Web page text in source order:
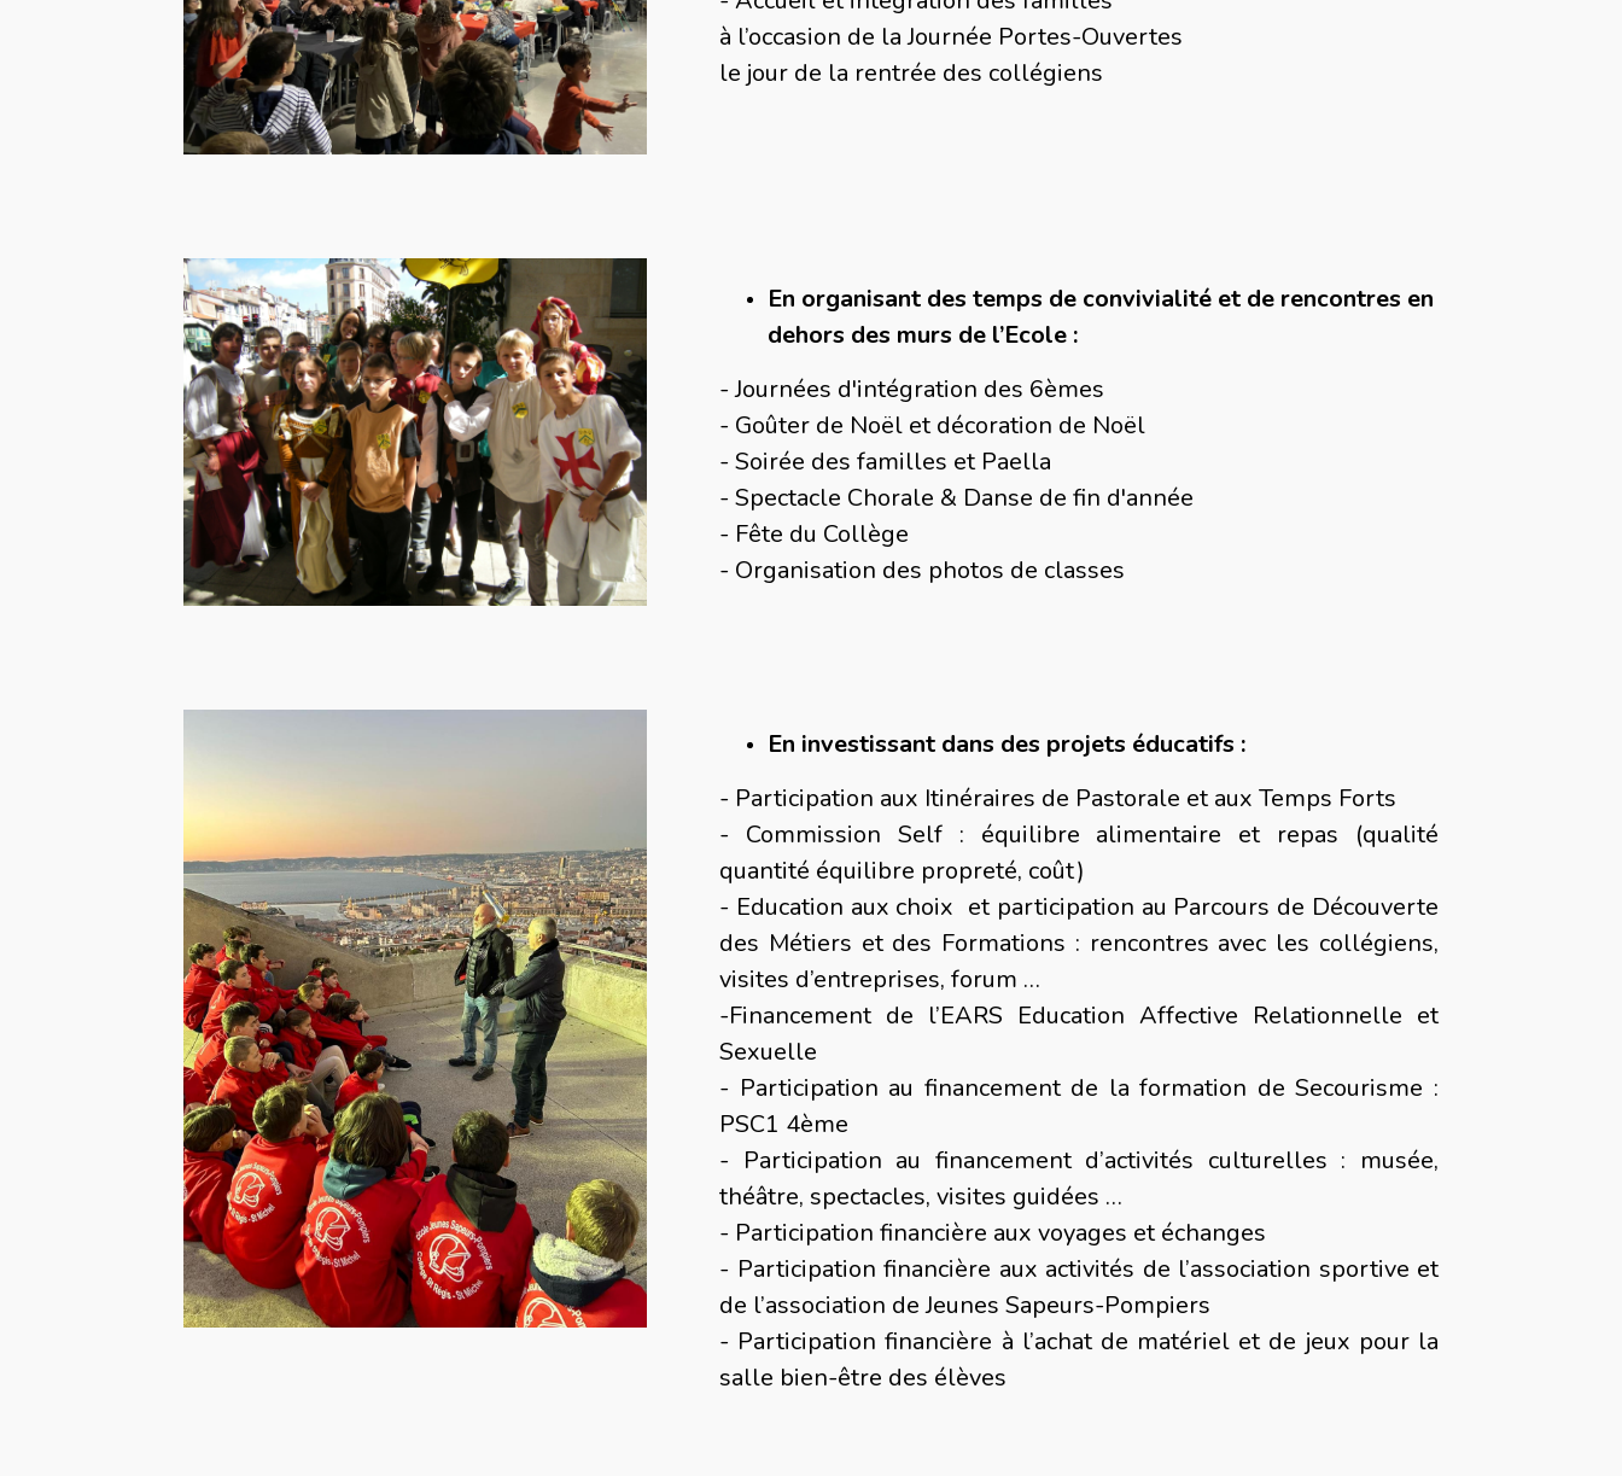
à l’occasion de la Journée Portes-Ouvertes
le jour de la rentrée des collégiens
En organisant des temps de convivialité et de rencontres en
dehors des murs de l’Ecole :
- Journées d'intégration des 6èmes
- Goûter de Noël et décoration de Noël
- Soirée des familles et Paella
- Spectacle Chorale & Danse de fin d'année
- Fête du Collège
- Organisation des photos de classes
En investissant dans des projets éducatifs :
- Participation aux Itinéraires de Pastorale et aux Temps Forts
- Commission Self : équilibre alimentaire et repas (qualité
quantité équilibre propreté, coût)
- Education aux choix et participation au Parcours de Découverte
des Métiers et des Formations : rencontres avec les collégiens,
visites d’entreprises, forum …
-Financement de l’EARS Education Affective Relationnelle et
Sexuelle
- Participation au financement de la formation de Secourisme :
PSC1 4ème
- Participation au financement d’activités culturelles : musée,
théâtre, spectacles, visites guidées …
- Participation financière aux voyages et échanges
- Participation financière aux activités de l’association sportive et
de l’association de Jeunes Sapeurs-Pompiers
- Participation financière à l’achat de matériel et de jeux pour la
salle bien-être des élèves